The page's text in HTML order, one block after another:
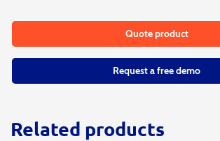
Quote product
Request a free demo
Related products